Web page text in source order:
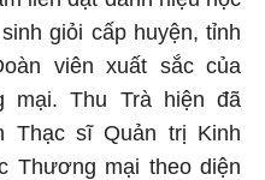
giỏi cấp huyện, tỉnh
viên xuất sắc của
mại. Thu Trà hiện đã
Thạc sĩ Quản trị Kinh
Thương mại theo diện